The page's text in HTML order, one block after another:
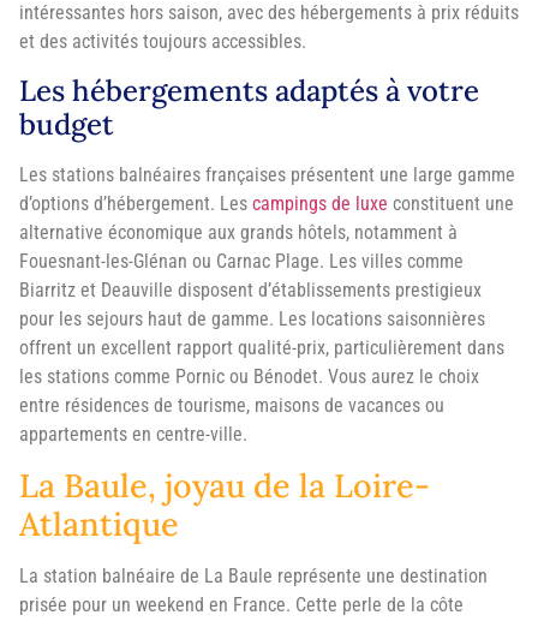
intéressantes hors saison, avec des hébergements à prix réduits
et des activités toujours accessibles.
Les hébergements adaptés à votre
budget
Les stations balnéaires françaises présentent une large gamme
d’options d’hébergement. Les campings de luxe constituent une
alternative économique aux grands hôtels, notamment à
Fouesnant-les-Glénan ou Carnac Plage. Les villes comme
Biarritz et Deauville disposent d’établissements prestigieux
pour les sejours haut de gamme. Les locations saisonnières
offrent un excellent rapport qualité-prix, particulièrement dans
les stations comme Pornic ou Bénodet. Vous aurez le choix
entre résidences de tourisme, maisons de vacances ou
appartements en centre-ville.
La Baule, joyau de la Loire-
Atlantique
La station balnéaire de La Baule représente une destination
prisée pour un weekend en France. Cette perle de la côte